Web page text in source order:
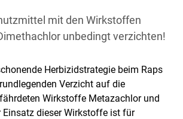
mit den Wirkstoffen
unbedingt verzichten!
Herbizidstrategie beim Raps
Verzicht auf die
Wirkstoffe Metazachlor und
Einsatz dieser Wirkstoffe ist für